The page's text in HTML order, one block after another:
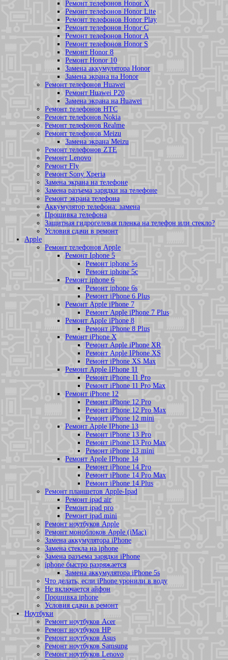
Ремонт телефонов Honor X
Ремонт телефонов Honor Lite
Ремонт телефонов Honor Play
Ремонт телефонов Honor C
Ремонт телефонов Honor A
Ремонт телефонов Honor S
Ремонт Honor 8
Ремонт Honor 10
Замена аккумулятора Honor
Замена экрана на Honor
Ремонт телефонов Huawei
Ремонт Huawei P20
Замена экрана на Huawei
Ремонт телефонов HTC
Ремонт телефонов Nokia
Ремонт телефонов Realme
Ремонт телефонов Meizu
Замена экрана Meizu
Ремонт телефонов ZTE
Ремонт Lenovo
Ремонт Fly
Ремонт Sony Xperia
Замена экрана на телефоне
Замена разъема зарядки на телефоне
Ремонт экрана телефона
Аккумулятор телефона: замена
Прошивка телефона
Защитная гидрогелевая пленка на телефон или стекло?
Условия сдачи в ремонт
Apple
Ремонт телефонов Apple
Ремонт Iphone 5
Ремонт iphone 5s
Ремонт iphone 5c
Ремонт iphone 6
Ремонт iphone 6s
Ремонт iPhone 6 Plus
Ремонт Apple iPhone 7
Ремонт Apple iPhone 7 Plus
Ремонт Apple iPhone 8
Ремонт iPhone 8 Plus
Ремонт iPhone X
Ремонт Apple iPhone XR
Ремонт Apple IPhone XS
Ремонт iPhone XS Max
Ремонт Apple IPhone 11
Ремонт iPhone 11 Pro
Ремонт iPhone 11 Pro Max
Ремонт iPhone 12
Ремонт iPhone 12 Pro
Ремонт iPhone 12 Pro Max
Ремонт iPhone 12 mini
Ремонт Apple IPhone 13
Ремонт iPhone 13 Pro
Ремонт iPhone 13 Pro Max
Ремонт iPhone 13 mini
Ремонт Apple IPhone 14
Ремонт iPhone 14 Pro
Ремонт iPhone 14 Pro Max
Ремонт iPhone 14 Plus
Ремонт планшетов Apple-Ipad
Ремонт ipad air
Ремонт ipad pro
Ремонт ipad mini
Ремонт ноутбуков Apple
Ремонт моноблоков Apple (iMac)
Замена аккумулятора iPhone
Замена стекла на iphone
Замена разъема зарядки iPhone
iphone быстро разряжается
Замена аккумулятора iPhone 5s
Что делать, если iPhone уронили в воду
Не включается айфон
Прошивка iphone
Условия сдачи в ремонт
Ноутбуки
Ремонт ноутбуков Acer
Ремонт ноутбуков HP
Ремонт ноутбуков Asus
Ремонт ноутбуков Samsung
Ремонт ноутбуков Lenovo